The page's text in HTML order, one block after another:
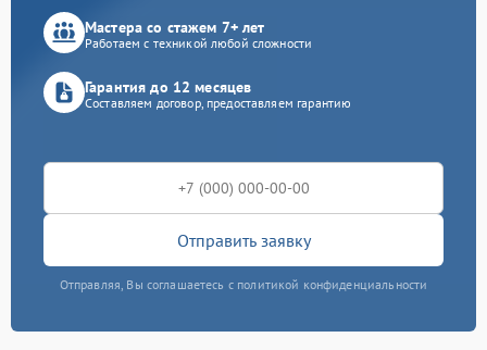
Мастера со стажем 7+ лет
Работаем с техникой любой сложности
Гарантия до 12 месяцев
Составляем договор, предоставляем гарантию
Отправить заявку
Отправляя, Вы соглашаетесь с политикой конфиденциальности